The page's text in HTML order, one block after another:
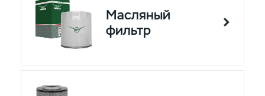
Масляный
фильтр